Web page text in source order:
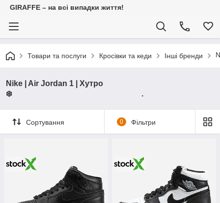
GIRAFFE – на всі випадки життя!
Товари та послуги Кросівки та кеди Інші бренди
Nike | Air Jordan 1 | Хутро
❄️ .
Сортування 0 Фільтри